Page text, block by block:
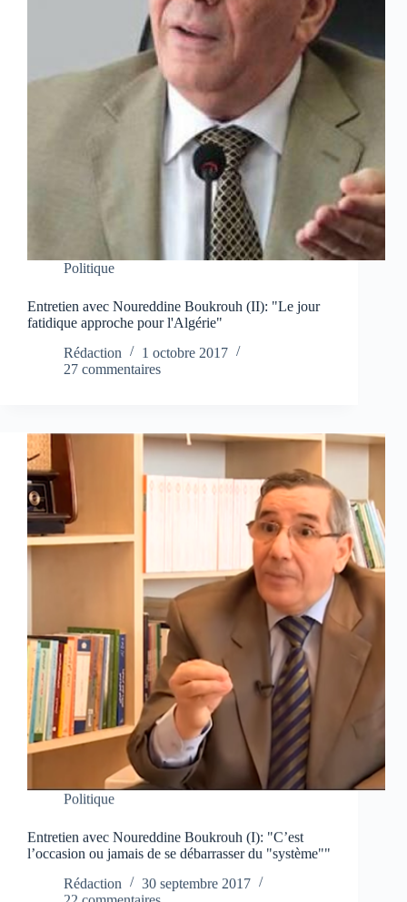
Politique
Entretien avec Noureddine Boukrouh (II): "Le jour
fatidique approche pour l'Algérie"
Rédaction
1 octobre 2017
27 commentaires
Politique
Entretien avec Noureddine Boukrouh (I): "C’est
l’occasion ou jamais de se débarrasser du "système""
Rédaction
30 septembre 2017